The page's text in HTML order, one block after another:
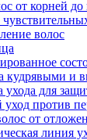
от корней до
волос
кудрявыми и
ухода для
против
от
линия